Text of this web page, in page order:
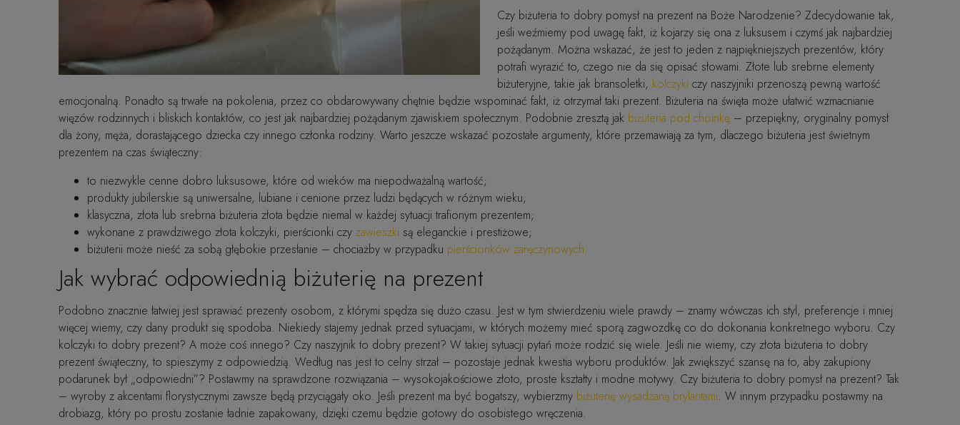
Czy biżuteria to dobry pomysł na prezent na Boże Narodzenie? Zdecydowanie tak,
jeśli weźmiemy pod uwagę fakt, iż kojarzy się ona z luksusem i czymś jak najbardziej
pożądanym. Można wskazać, że jest to jeden z najpiękniejszych prezentów, który
potrafi wyrazić to, czego nie da się opisać słowami. Złote lub srebrne elementy
biżuteryjne, takie jak bransoletki, kolczyki czy naszyjniki przenoszą pewną wartość
emocjonalną. Ponadto są trwałe na pokolenia, przez co obdarowywany chętnie będzie wspominać fakt, iż otrzymał taki prezent. Biżuteria na święta może ułatwić wzmacnianie
więzów rodzinnych i bliskich kontaktów, co jest jak najbardziej pożądanym zjawiskiem społecznym. Podobnie zresztą jak biżuteria pod choinkę – przepiękny, oryginalny pomysł
dla żony, męża, dorastającego dziecka czy innego członka rodziny. Warto jeszcze wskazać pozostałe argumenty, które przemawiają za tym, dlaczego biżuteria jest świetnym
prezentem na czas świąteczny:
to niezwykle cenne dobro luksusowe, które od wieków ma niepodważalną wartość;
produkty jubilerskie są uniwersalne, lubiane i cenione przez ludzi będących w różnym wieku;
klasyczna, złota lub srebrna biżuteria złota będzie niemal w każdej sytuacji trafionym prezentem;
wykonane z prawdziwego złota kolczyki, pierścionki czy zawieszki są eleganckie i prestiżowe;
biżuterii może nieść za sobą głębokie przesłanie – chociażby w przypadku pierścionków zaręczynowych.
Jak wybrać odpowiednią biżuterię na prezent
Podobno znacznie łatwiej jest sprawiać prezenty osobom, z którymi spędza się dużo czasu. Jest w tym stwierdzeniu wiele prawdy – znamy wówczas ich styl, preferencje i mniej
więcej wiemy, czy dany produkt się spodoba. Niekiedy stajemy jednak przed sytuacjami, w których możemy mieć sporą zagwozdkę co do dokonania konkretnego wyboru. Czy
kolczyki to dobry prezent? A może coś innego? Czy naszyjnik to dobry prezent? W takiej sytuacji pytań może rodzić się wiele. Jeśli nie wiemy, czy złota biżuteria to dobry
prezent świąteczny, to spieszymy z odpowiedzią. Według nas jest to celny strzał – pozostaje jednak kwestia wyboru produktów. Jak zwiększyć szansę na to, aby zakupiony
podarunek był „odpowiedni”? Postawmy na sprawdzone rozwiązania – wysokojakościowe złoto, proste kształty i modne motywy. Czy biżuteria to dobry pomysł na prezent? Tak
– wyroby z akcentami florystycznymi zawsze będą przyciągały oko. Jeśli prezent ma być bogatszy, wybierzmy biżuterię wysadzaną brylantami. W innym przypadku postawmy na
drobiazg, który po prostu zostanie ładnie zapakowany, dzięki czemu będzie gotowy do osobistego wręczenia.